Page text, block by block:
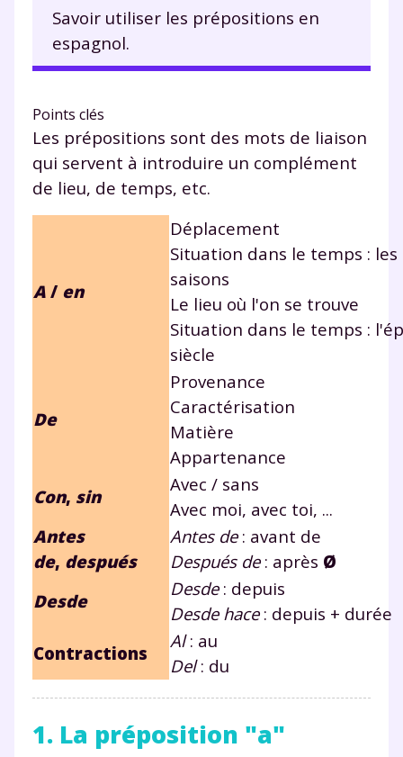
Savoir utiliser les prépositions en
espagnol.
Points clés
Les prépositions sont des mots de liaison
qui servent à introduire un complément
de lieu, de temps, etc.
A / en
Déplacement
Situation dans le temps : les
saisons
Le lieu où l'on se trouve
Situation dans le temps :
siècle
De
Provenance
Caractérisation
Matière
Appartenance
Con, sin
Avec / sans
Avec moi, avec toi, ...
Antes
de, después
Antes de : avant de
Después de : après Ø
Desde
Desde : depuis
Desde hace: depuis + durée
Contractions
Al: au
Del: du
1. La préposition "a"